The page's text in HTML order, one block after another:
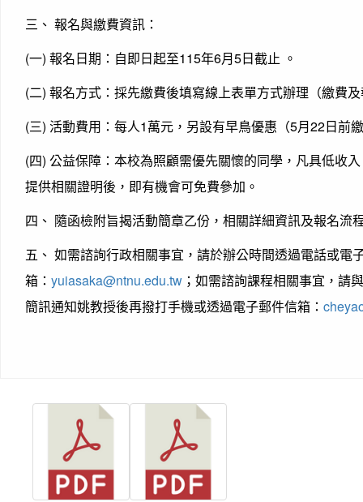
三、 報名與繳費資訊：
(一) 報名日期：自即日起至115年6月5日截止 。
(二) 報名方式：採先繳費後填寫線上表單方式辦理（繳費
(三) 活動費用：每人1萬元，另設有早鳥優惠（5月22日前
(四) 公益保障：本校為照顧需優先關懷的同學，凡具低收
提供相關證明後，即有機會可免費參加。
四、 隨函檢附旨揭活動簡章乙份，相關詳細資訊及報名流
五、 如需諮詢行政相關事宜，請於辦公時間透過電話或
箱： yuiasaka@ntnu.edu.tw ；如需諮詢課程相關事宜，請
簡訊通知姚教授後再撥打手機或透過電子郵件信箱：